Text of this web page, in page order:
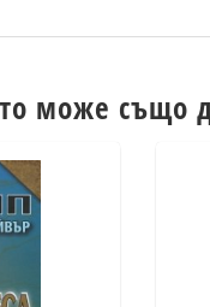
може също